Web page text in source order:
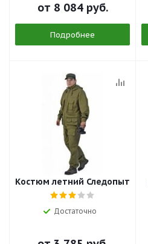
от 8 084 руб.
Подробнее
Костюм летний Следопыт
Достаточно